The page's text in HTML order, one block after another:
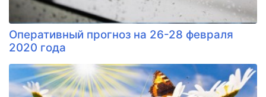
Оперативный прогноз на 26-28 февраля
2020 года